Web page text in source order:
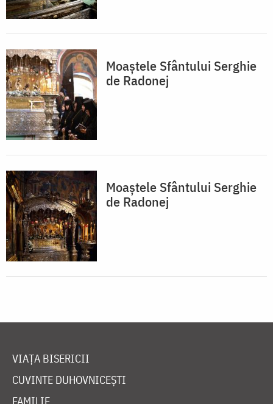
Moaștele Sfântului Serghie
de Radonej
Moaștele Sfântului Serghie
de Radonej
VIAȚA BISERICII
CUVINTE DUHOVNICEȘTI